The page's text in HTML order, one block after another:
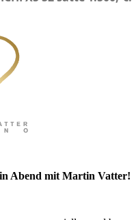
Abend mit Martin Vatter!